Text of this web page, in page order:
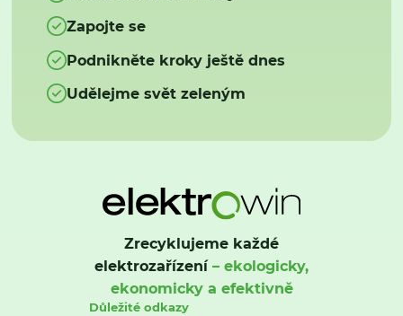
Zapojte se
Podnikněte kroky ještě dnes
Udělejme svět zeleným
Zrecyklujeme každé
elektrozařízení– ekologicky,
ekonomicky a efektivně
Důležité odkazy